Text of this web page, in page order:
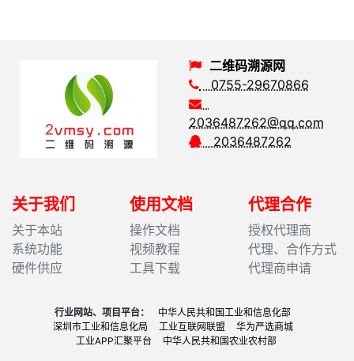
二维码溯源网
0755-29670866
2036487262@qq.com
2036487262
关于我们
关于本站
系统功能
硬件供应
使用文档
操作文档
视频教程
工具下载
代理合作
授权代理商
代理、合作方式
代理商申请
行业网站、项目平台：
中华人民共和国工业和信息化部
深圳市工业和信息化局
工业互联网联盟
华为严选商城
工业APP汇聚平台
中华人民共和国农业农村部